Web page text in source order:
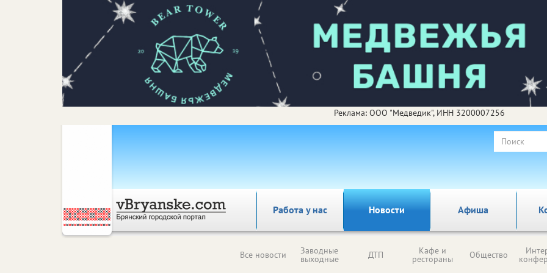
Реклама: ООО "Медведик", ИНН 3200007256
Работа у нас Новости Афиша
Все новости Заводные
выходные ДТП Кафе и
рестораны Общество